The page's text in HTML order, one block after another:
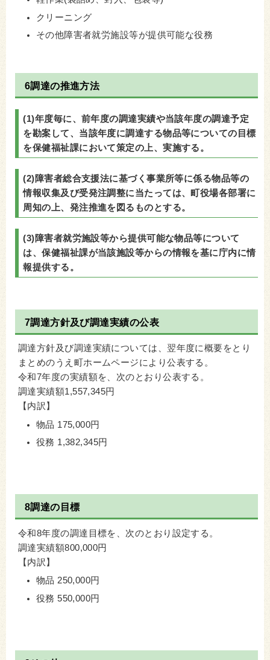
クリーニング
その他障害者就労施設等が提供可能な役務
6調達の推進方法
(1)年度毎に、前年度の調達実績や当該年度の調達予定
を勘案して、当該年度に調達する物品等についての目標
を保健福祉課において策定の上、実施する。
(2)障害者総合支援法に基づく事業所等に係る物品等の
情報収集及び受発注調整に当たっては、町役場各部署に
周知の上、発注推進を図るものとする。
(3)障害者就労施設等から提供可能な物品等について
は、保健福祉課が当該施設等からの情報を基に庁内に情
報提供する。
7調達方針及び調達実績の公表
調達方針及び調達実績については、翌年度に概要をとり
まとめのうえ町ホームページにより公表する。
令和7年度の実績額を、次のとおり公表する。
調達実績額1,557,345円
【内訳】
物品 175,000円
役務 1,382,345円
8調達の目標
令和8年度の調達目標を、次のとおり設定する。
調達実績額800,000円
【内訳】
物品 250,000円
役務 550,000円